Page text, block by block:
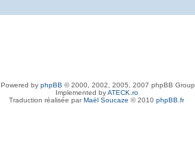
Powered by phpBB © 2000, 2002, 2005, 2007 phpBB Group
Implemented byATECK.ro
Traduction réalisée parMaël Soucaze © 2010 phpBB.fr